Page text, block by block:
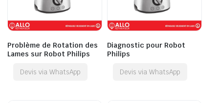
Problème de Rotation des
Lames sur Robot Philips
Devis via WhatsApp
Diagnostic pour Robot
Philips
Devis via WhatsApp